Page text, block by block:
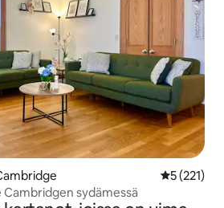
5 (221)
Cambridgen sydämessä